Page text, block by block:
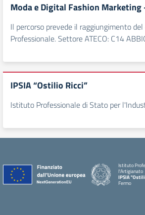
Moda e Digital Fashion Marketing
Il percorso prevede il raggiungimento
Professionale. Settore ATECO: C14
IPSIA “Ostilio Ricci”
Istituto Professionale di Stato per
Istituto
l'Artigianato
IPSIA
Fermo